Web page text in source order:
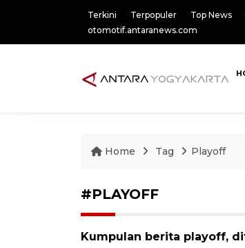
Terkini Terpopuler Top News
otomotif.antaranews.com
Home Tag Playoff
#PLAYOFF
Kumpulan berita playoff,